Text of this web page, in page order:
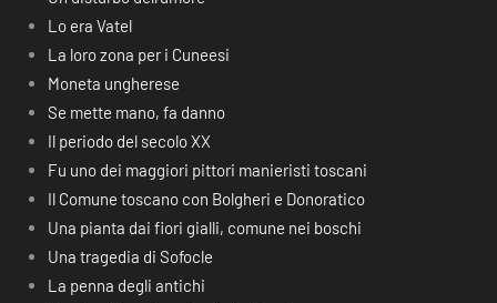
Lo era Vatel
La loro zona per i Cuneesi
Moneta ungherese
Se mette mano, fa danno
Il periodo del secolo XX
Fu uno dei maggiori pittori manieristi toscani
Il Comune toscano con Bolgheri e Donoratico
Una pianta dai fiori gialli, comune nei boschi
Una tragedia di Sofocle
La penna degli antichi